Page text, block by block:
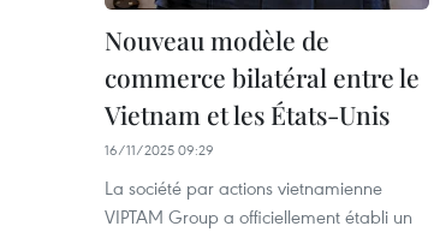
Nouveau modèle de
commerce bilatéral entre le
Vietnam et les États-Unis
16/11/2025 09:29
La société par actions vietnamienne
VIPTAM Group a officiellement établi un